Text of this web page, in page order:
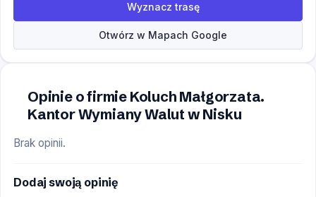
Wyznacz trasę
Otwórz w Mapach Google
Opinie o firmie Koluch Małgorzata.
Kantor Wymiany Walut w Nisku
Brak opinii.
Dodaj swoją opinię